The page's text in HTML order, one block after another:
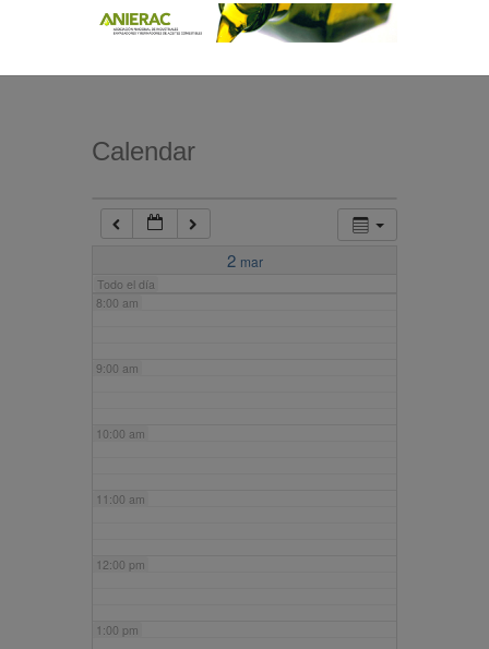
Calendar
2 mar
Todo el día
7:00 am
8:00 am
9:00 am
10:00 am
11:00 am
12:00 pm
1:00 pm